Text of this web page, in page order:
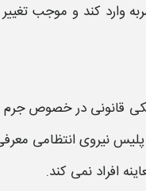
وارد کند و موجب
قانونی در خصوص
نیروی انتظامی
افراد نمی کند.